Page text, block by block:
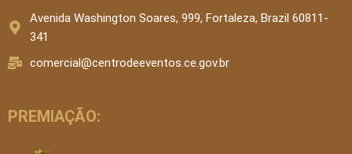
Avenida Washington Soares, 999, Fortaleza, Brazil 60811-
341
comercial@centrodeeventos.ce.gov.br
PREMIAÇÃO: